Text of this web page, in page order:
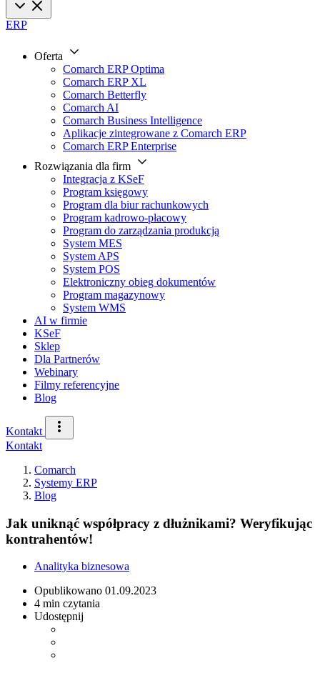
ERP
Oferta
Comarch ERP Optima
Comarch ERP XL
Comarch Betterfly
Comarch AI
Comarch Business Intelligence
Aplikacje zintegrowane z Comarch ERP
Comarch ERP Enterprise
Rozwiązania dla firm
Integracja z KSeF
Program księgowy
Program dla biur rachunkowych
Program kadrowo-płacowy
Program do zarządzania produkcją
System MES
System APS
System POS
Elektroniczny obieg dokumentów
Program magazynowy
System WMS
AI w firmie
KSeF
Sklep
Dla Partnerów
Webinary
Filmy referencyjne
Blog
Kontakt
Kontakt
Comarch
Systemy ERP
Blog
Jak uniknąć współpracy z dłużnikami? Weryfikując
kontrahentów!
Analityka biznesowa
Opublikowano 01.09.2023
4 min czytania
Udostępnij